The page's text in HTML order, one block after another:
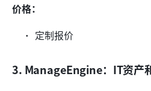
价格：
定制报价
3. ManageEngine：IT资产